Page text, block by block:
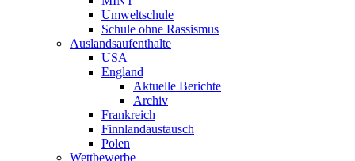
Umweltschule
Schule ohne Rassismus
Auslandsaufenthalte
USA
England
Aktuelle Berichte
Archiv
Frankreich
Finnlandaustausch
Polen
Wettbewerbe